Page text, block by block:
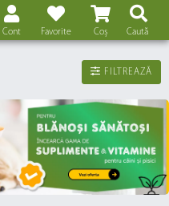
Coș
Favorite
Cont Caută
FILTREAZĂ